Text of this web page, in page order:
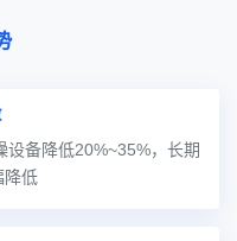
备降低20%~35%，长期
降低